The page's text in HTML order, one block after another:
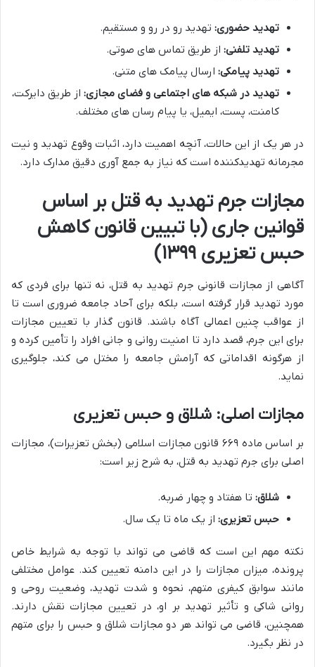
تهدید حضوری: تهدید رو در رو و مستقیم.
تهدید تلفنی: از طریق تماس های صوتی.
تهدید پیامکی: ارسال پیامک های متنی.
تهدید در شبکه های اجتماعی و فضای مجازی: از طریق دایرکت،
کامنت، پست، ایمیل، یا پیام رسان های مختلف.
در هر یک از این حالات، آنچه اهمیت دارد، اثبات وقوع تهدید و نیت
مجرمانه تهدیدکننده است که نیاز به جمع آوری دقیق مدارک دارد.
مجازات جرم تهدید به قتل بر اساس
قوانین جاری (با تبیین قانون کاهش
حبس تعزیری ۱۳۹۹)
آگاهی از مجازات قانونی جرم تهدید به قتل، نه تنها برای فردی که
مورد تهدید قرار گرفته است، بلکه برای آحاد جامعه ضروری است تا
از عواقب چنین اعمالی آگاه باشند. قانون گذار با تعیین مجازات
برای این جرم، قصد دارد تا امنیت روانی و جانی افراد را تأمین کرده و
از هرگونه اقداماتی که آرامش جامعه را مختل می کند، جلوگیری
نماید.
مجازات اصلی: شلاق و حبس تعزیری
بر اساس ماده ۶۶۹ قانون مجازات اسلامی (بخش تعزیرات)، مجازات
اصلی برای جرم تهدید به قتل، به شرح زیر است:
شلاق: تا هفتاد و چهار ضربه.
حبس تعزیری: از یک ماه تا یک سال.
نکته مهم این است که قاضی می تواند با توجه به شرایط خاص
پرونده، میزان مجازات را در این دامنه تعیین کند. عوامل مختلفی
مانند سوابق کیفری متهم، نحوه و شدت تهدید، وضعیت روحی و
روانی شاکی و تأثیر تهدید بر او، در تعیین مجازات نقش دارند.
همچنین، قاضی می تواند هر دو مجازات شلاق و حبس را برای متهم
در نظر بگیرد.